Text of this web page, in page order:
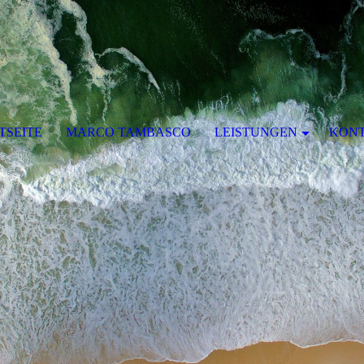
MARCO TAMBASCO LEISTUNGEN